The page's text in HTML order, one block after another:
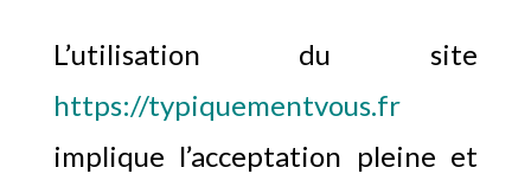
L’utilisation du site
https://typiquementvous.fr
implique l’acceptation pleine et